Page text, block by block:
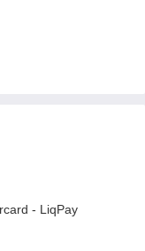
- LiqPay